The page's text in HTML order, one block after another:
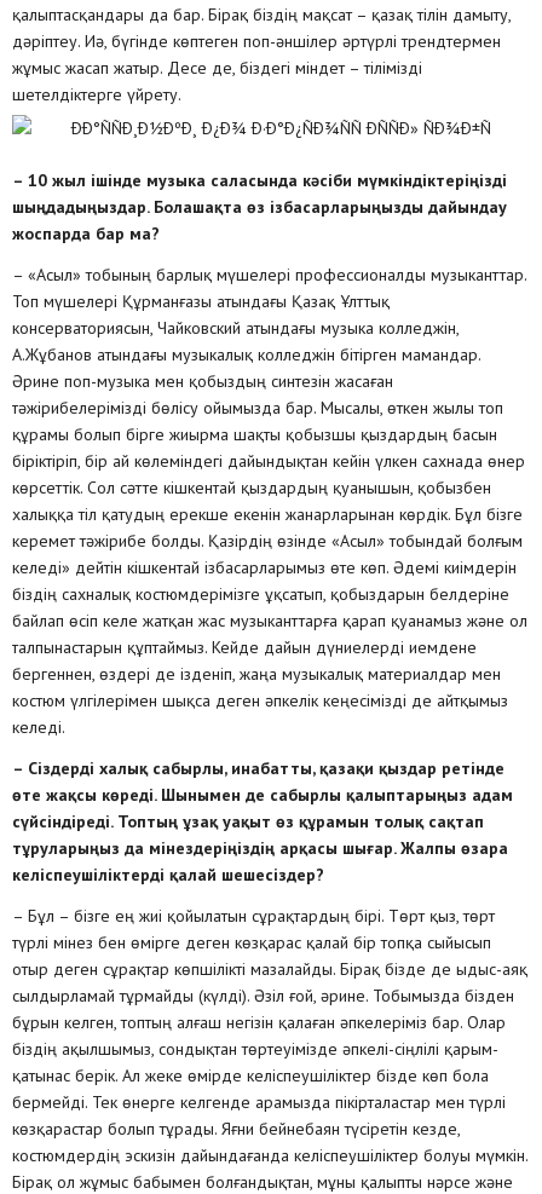
қалыптасқандары да бар. Бірақ біздің мақсат – қазақ тілін дамыту,
дәріптеу. Иә, бүгінде көптеген поп-әншілер әртүрлі трендтермен
жұмыс жасап жатыр. Десе де, біздегі міндет – тілімізді
шетелдіктерге үйрету.
– 10 жыл ішінде музыка саласында кәсіби мүмкіндіктеріңізді
шыңдадыңыздар. Болашақта өз ізбасарларыңызды дайындау
жоспарда бар ма?
– «Асыл» тобының барлық мүшелері профессионалды музыканттар.
Топ мүшелері Құрманғазы атындағы Қазақ Ұлттық
консерваториясын, Чайковский атындағы музыка колледжін,
А.Жұбанов атындағы музыкалық колледжін бітірген мамандар.
Әрине поп-музыка мен қобыздың синтезін жасаған
тәжірибелерімізді бөлісу ойымызда бар. Мысалы, өткен жылы топ
құрамы болып бірге жиырма шақты қобызшы қыздардың басын
біріктіріп, бір ай көлеміндегі дайындықтан кейін үлкен сахнада өнер
көрсеттік. Сол сәтте кішкентай қыздардың қуанышын, қобызбен
халыққа тіл қатудың ерекше екенін жанарларынан көрдік. Бұл бізге
керемет тәжірибе болды. Қазірдің өзінде «Асыл» тобындай болғым
келеді» дейтін кішкентай ізбасарларымыз өте көп. Әдемі киімдерін
біздің сахналық костюмдерімізге ұқсатып, қобыздарын белдеріне
байлап өсіп келе жатқан жас музыканттарға қарап қуанамыз және ол
талпынастарын құптаймыз. Кейде дайын дүниелерді иемдене
бергеннен, өздері де ізденіп, жаңа музыкалық материалдар мен
костюм үлгілерімен шықса деген әпкелік кеңесімізді де айтқымыз
келеді.
– Сіздерді халық сабырлы, инабатты, қазақи қыздар ретінде
өте жақсы көреді. Шынымен де сабырлы қалыптарыңыз адам
сүйсіндіреді. Топтың ұзақ уақыт өз құрамын толық сақтап
тұруларыңыз да мінездеріңіздің арқасы шығар. Жалпы өзара
келіспеушіліктерді қалай шешесіздер?
– Бұл – бізге ең жиі қойылатын сұрақтардың бірі. Төрт қыз, төрт
түрлі мінез бен өмірге деген көзқарас қалай бір топқа сыйысып
отыр деген сұрақтар көпшілікті мазалайды. Бірақ бізде де ыдыс-аяқ
сылдырламай тұрмайды (күлді). Әзіл ғой, әрине. Тобымызда бізден
бұрын келген, топтың алғаш негізін қалаған әпкелеріміз бар. Олар
біздің ақылшымыз, сондықтан төртеуімізде әпкелі-сіңлілі қарым-
қатынас берік. Ал жеке өмірде келіспеушіліктер бізде көп бола
бермейді. Тек өнерге келгенде арамызда пікірталастар мен түрлі
көзқарастар болып тұрады. Яғни бейнебаян түсіретін кезде,
костюмдердің эскизін дайындағанда келіспеушіліктер болуы мүмкін.
Бірақ ол жұмыс бабымен болғандықтан, мұны қалыпты нәрсе және